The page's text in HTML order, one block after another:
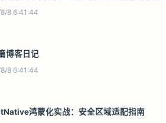
8 6:41:44
博客日记
8 6:41:44
鸿蒙化实战：安全区域适配指南